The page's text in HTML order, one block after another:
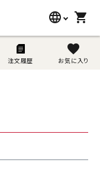
language shopping_cart
注文履歴
favorite
お気に入り
search